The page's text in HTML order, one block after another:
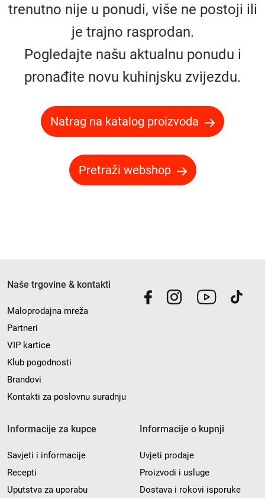
trenutno nije u ponudi, više ne postoji ili
je trajno rasprodan.
Pogledajte našu aktualnu ponudu i
pronađite novu kuhinjsku zvijezdu.
Natrag na katalog proizvoda
Pretraži webshop
Naše trgovine & kontakti
Maloprodajna mreža
Partneri
VIP kartice
Klub pogodnosti
Brandovi
Kontakti za poslovnu suradnju
Informacije za kupce
Savjeti i informacije
Recepti
Uputstva za uporabu
Informacije o kupnji
Uvjeti prodaje
Proizvodi i usluge
Dostava i rokovi isporuke